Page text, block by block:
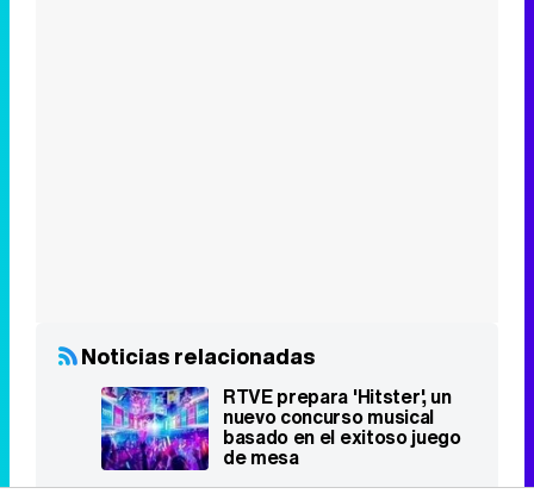
Top Series
1 Stranger Things
2016 - 2025